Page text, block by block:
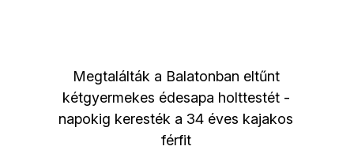
Megtalálták a Balatonban eltűnt
kétgyermekes édesapa holttestét -
napokig keresték a 34 éves kajakos
férfit